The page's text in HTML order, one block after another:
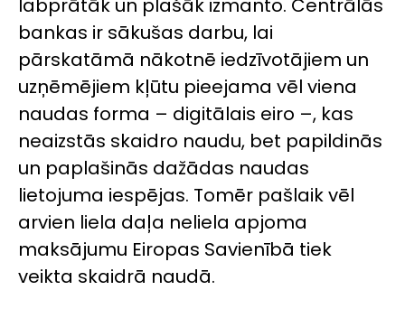
labprātāk un plašāk izmanto. Centrālās
bankas ir sākušas darbu, lai
pārskatāmā nākotnē iedzīvotājiem un
uzņēmējiem kļūtu pieejama vēl viena
naudas forma – digitālais eiro –, kas
neaizstās skaidro naudu, bet papildinās
un paplašinās dažādas naudas
lietojuma iespējas. Tomēr pašlaik vēl
arvien liela daļa neliela apjoma
maksājumu Eiropas Savienībā tiek
veikta skaidrā naudā.